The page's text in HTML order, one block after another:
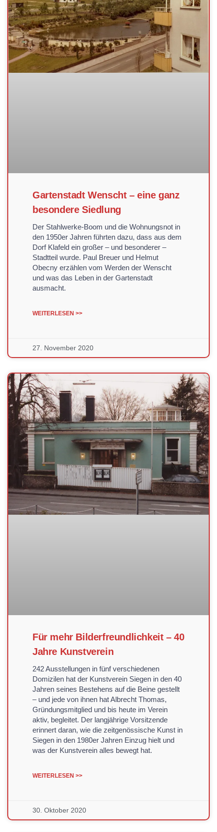
Gartenstadt Wenscht – eine ganz
besondere Siedlung
Der Stahlwerke-Boom und die Wohnungsnot in
den 1950er Jahren führten dazu, dass aus dem
Dorf Klafeld ein großer – und besonderer –
Stadtteil wurde. Paul Breuer und Helmut
Obecny erzählen vom Werden der Wenscht
und was das Leben in der Gartenstadt
ausmacht.
WEITERLESEN >>
27. November 2020
Für mehr Bilderfreundlichkeit – 40
Jahre Kunstverein
242 Ausstellungen in fünf verschiedenen
Domizilen hat der Kunstverein Siegen in den 40
Jahren seines Bestehens auf die Beine gestellt
– und jede von ihnen hat Albrecht Thomas,
Gründungsmitglied und bis heute im Verein
aktiv, begleitet. Der langjährige Vorsitzende
erinnert daran, wie die zeitgenössische Kunst in
Siegen in den 1980er Jahren Einzug hielt und
was der Kunstverein alles bewegt hat.
WEITERLESEN >>
30. Oktober 2020